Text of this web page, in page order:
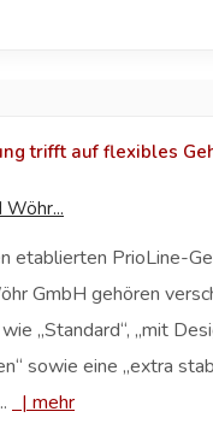
trifft auf flexibles
Wöhr...
etablierten PrioLine-
GmbH gehören
„Standard“, „mit
sowie eine „extra
| mehr